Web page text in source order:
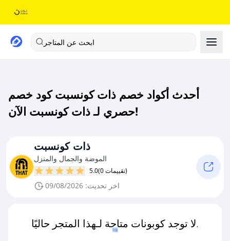
ابحث عن المتاجر
أحدث أكواد خصم ذات كونسبت كود خصم
حصري لـ ذات كونسبت الآن!
ذات كونسبت
الموضة والجمال والمنزل
5.0 (0 تقييمات)
اخر تحديث: 09/08/2026
لا توجد كوبونات متاحة لـهذا المتجر حاليًا.